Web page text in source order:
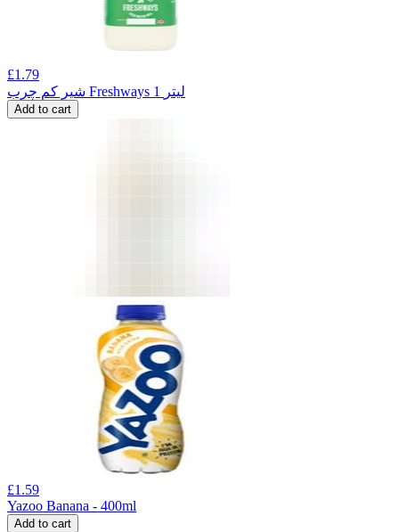
£1.79
شیر کم چرب Freshways 1 لیتر
Add to cart
£1.59
Yazoo Banana - 400ml
Add to cart